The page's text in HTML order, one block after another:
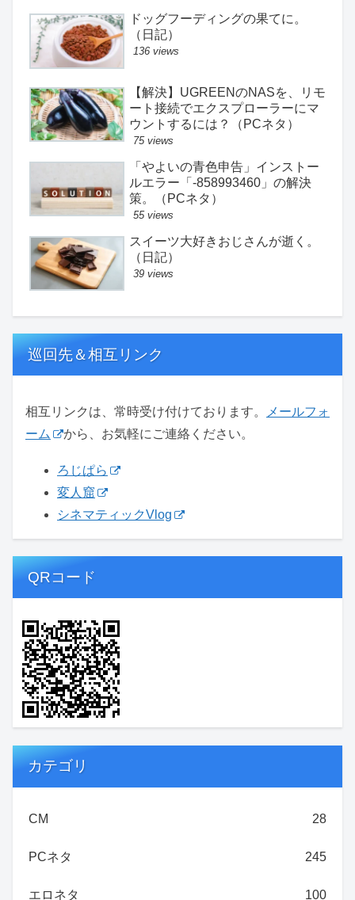
ドッグフーディングの果てに。
（日記）
136 views
【解決】UGREENのNASを、リモ
ート接続でエクスプローラーにマ
ウントするには？（PCネタ）
75 views
「やよいの青色申告」インストー
ルエラー「-858993460」の解決
策。（PCネタ）
55 views
スイーツ大好きおじさんが逝く。
（日記）
39 views
巡回先＆相互リンク
相互リンクは、常時受け付けております。
メールフォ
ーム
から、お気軽にご連絡ください。
ろじぱら
変人窟
シネマティックVlog
QRコード
カテゴリ
CM 28
PCネタ 245
エロネタ 100